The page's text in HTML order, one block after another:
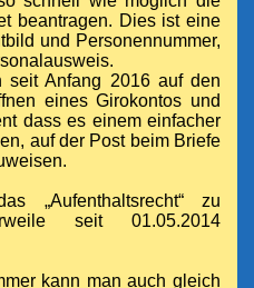
beantragen. Dies ist eine
und Personennummer,
seit Anfang 2016 auf den
eines Girokontos und
dass es einem einfacher
auf der Post beim Briefe
„Aufenthaltsrecht“ zu
seit 01.05.2014
kann man auch gleich